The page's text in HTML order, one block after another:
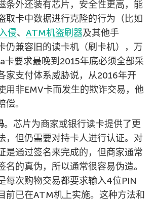
条外还装有芯片，安全性更高，能
取卡中数据进行克隆的行为（比如
侵、 ATM机盗刷器及其他手
仍兼容旧的读卡机（刷卡机），万
卡要求最晚到2015年底必须全部采
家支付体系威胁说，从2016年开
用非EMV卡而发生的欺诈交易，他
。
。芯片为商家或银行读卡提供了更
，但仍需要对持卡人进行认证。对
是通过签名来完成的，但商家通常
名的真伪，所以通常很容易伪造。
每次购物交易都要求输入4位PIN
前已在ATM机上实施。这种方法和